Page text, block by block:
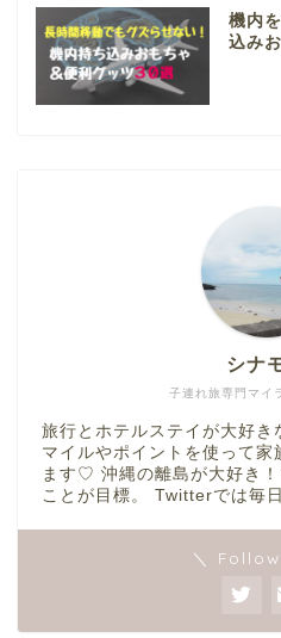
機内
込み
子連れ旅専門マイ
シナ
旅行とホテルステイが大好き
マイルやポイントを使って
ます♡ 沖縄の離島が大好き！
ことが目標。 Twitterでは毎
＼